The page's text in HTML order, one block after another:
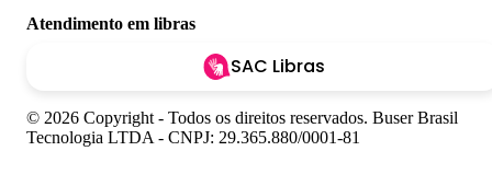
Atendimento em libras
SAC Libras
© 2026 Copyright - Todos os direitos reservados. Buser Brasil
Tecnologia LTDA - CNPJ: 29.365.880/0001-81